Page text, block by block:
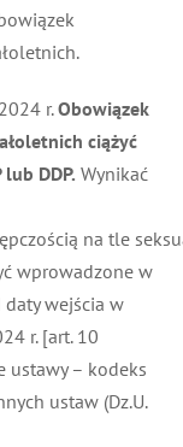
r.Obowiązek
ciążyć
DDP. Wynikać
na tle
wprowadzone w
wejścia w
r. [art. 10
ustawy – kodeks
ustaw (Dz.U.